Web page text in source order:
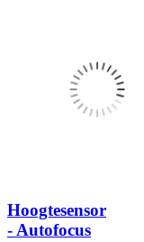
Hoogtesensor
- Autofocus